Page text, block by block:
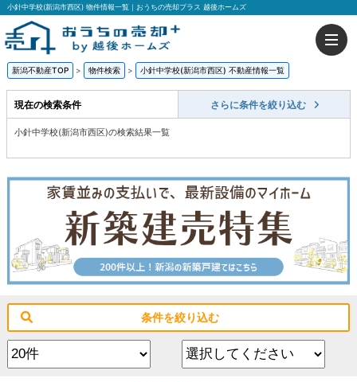
小針中学校(新潟市西区) 物件情報一覧｜おうちの売却プラス 越後ホームズ
新潟不動産TOP > 物件検索 > 小針中学校(新潟市西区) 不動産情報一覧
現在の検索条件 さらに条件を絞り込む
小針中学校(新潟市西区)の検索結果一覧
条件を絞り込む